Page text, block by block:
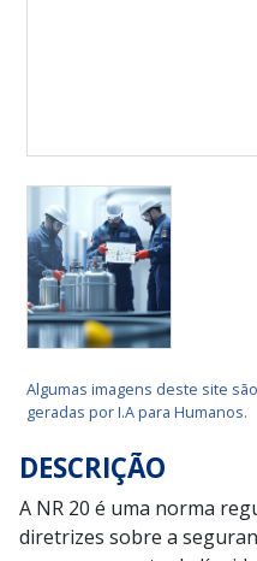
Algumas imagens deste site
geradas por I.A para Humanos.
DESCRIÇÃO
A NR 20 é uma norma
diretrizes sobre a